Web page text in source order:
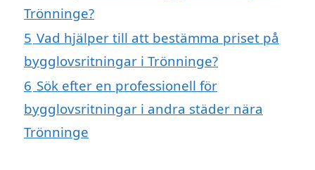
Trönninge?
5 Vad hjälper till att bestämma priset på
bygglovsritningar i Trönninge?
6 Sök efter en professionell för
bygglovsritningar i andra städer nära
Trönninge